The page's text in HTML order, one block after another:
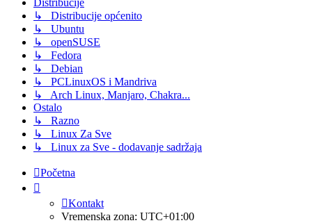
↳ Distribucije općenito
↳ Ubuntu
↳ openSUSE
↳ Fedora
↳ Debian
↳ PCLinuxOS i Mandriva
↳ Arch Linux, Manjaro, Chakra...
Ostalo
↳ Razno
↳ Linux Za Sve
↳ Linux za Sve - dodavanje sadržaja
Početna
Kontakt
Vremenska zona: UTC+01:00